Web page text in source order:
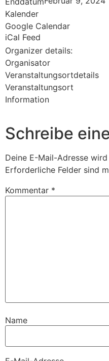
Kalender
Google Calendar
iCal Feed
Organizer details:
Organisator
Veranstaltungsortdetails
Veranstaltungsort
Information
Schreibe
Deine E-Mail-Adresse
Erforderliche Felder sind
Kommentar *
Name